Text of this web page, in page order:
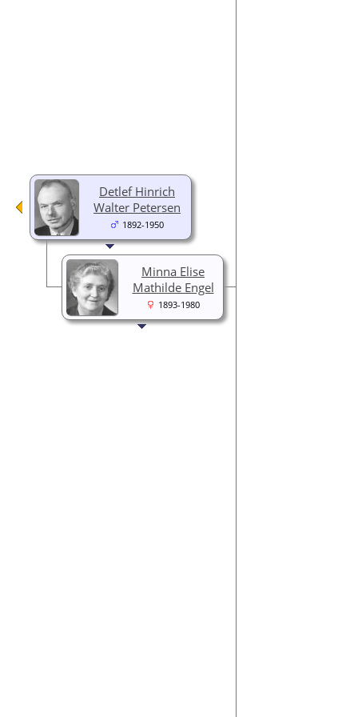
Detlef Hinrich
Walter Petersen
1892-1950
Minna Elise
Mathilde Engel
1893-1980